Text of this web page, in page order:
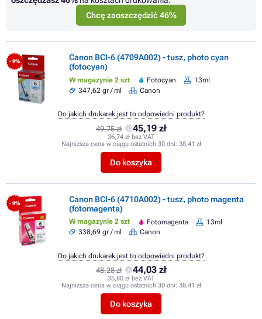
Chcę zaoszczędzić 46%
- 9%
Canon BCI-6 (4709A002) - tusz, photo cyan
(fotocyan)
W magazynie 2 szt Fotocyan
13ml
347,62 gr / ml
Canon
49,75 zł 45,19 zł
36,74 zł bez VAT
Najniższa cena w ciągu ostatnich 30 dni: 38,41 zł
Do koszyka
Do jakich drukarek jest to odpowiedni produkt?
- 9%
Canon BCI-6 (4710A002) - tusz, photo magenta
(fotomagenta)
W magazynie 2 szt Fotomagenta
13ml
338,69 gr / ml
Canon
48,28 zł 44,03 zł
35,80 zł bez VAT
Najniższa cena w ciągu ostatnich 30 dni: 38,41 zł
Do koszyka
Do jakich drukarek jest to odpowiedni produkt?